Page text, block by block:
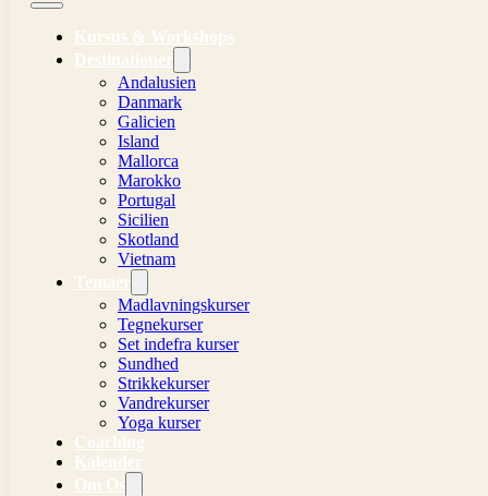
Kursus & Workshops
Destinationer
Andalusien
Danmark
Galicien
Island
Mallorca
Marokko
Portugal
Sicilien
Skotland
Vietnam
Temaer
Madlavningskurser
Tegnekurser
Set indefra kurser
Sundhed
Strikkekurser
Vandrekurser
Yoga kurser
Coaching
Kalender
Om Os